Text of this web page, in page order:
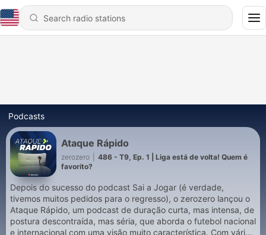
Podcasts
Ataque Rápido
zerozero
486 - T9, Ep. 1 | Liga está de volta! Quem é
favorito?
Depois do sucesso do podcast Sai a Jogar (é verdade,
tivemos muitos pedidos para o regresso), o zerozero lançou o
Ataque Rápido, um podcast de duração curta, mas intensa, de
postura descontraída, mas séria, que aborda o futebol nacional
e internacional com uma visão muito característica. Com várias